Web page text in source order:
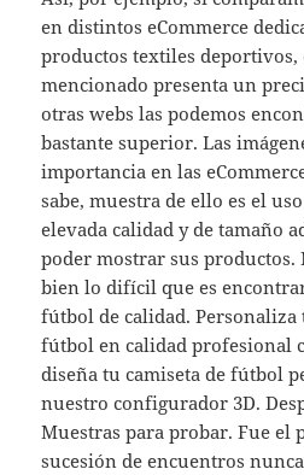
en distintos eCommerce
productos textiles deportivos,
mencionado presenta un
otras webs las podemos
bastante superior. Las
importancia en las
sabe, muestra de ello es el
elevada calidad y de tamaño
poder mostrar sus productos.
bien lo difícil que es
fútbol de calidad. Personaliza
fútbol en calidad profesional
diseña tu camiseta de fútbol
nuestro configurador 3D.
Muestras para probar. Fue el
sucesión de encuentros